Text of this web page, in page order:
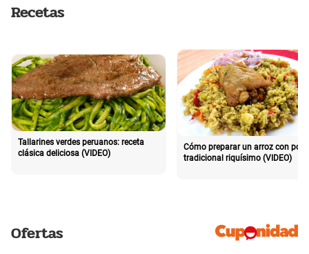
Recetas
Tallarines verdes peruanos: receta
clásica deliciosa (VIDEO)
Cómo preparar un arroz con pollo
tradicional riquísimo (VIDEO)
Ofertas